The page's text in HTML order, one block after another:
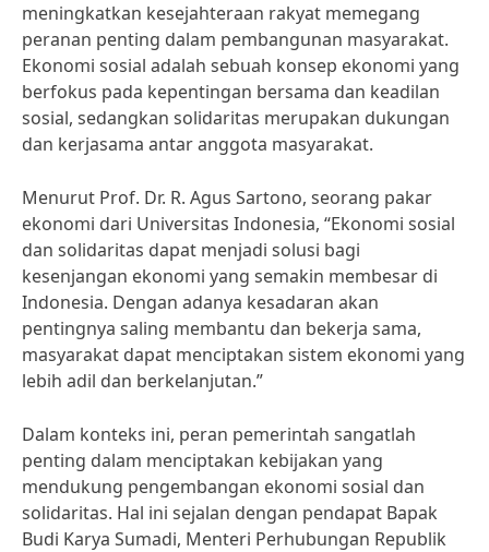
meningkatkan kesejahteraan rakyat memegang
peranan penting dalam pembangunan masyarakat.
Ekonomi sosial adalah sebuah konsep ekonomi yang
berfokus pada kepentingan bersama dan keadilan
sosial, sedangkan solidaritas merupakan dukungan
dan kerjasama antar anggota masyarakat.
Menurut Prof. Dr. R. Agus Sartono, seorang pakar
ekonomi dari Universitas Indonesia, “Ekonomi sosial
dan solidaritas dapat menjadi solusi bagi
kesenjangan ekonomi yang semakin membesar di
Indonesia. Dengan adanya kesadaran akan
pentingnya saling membantu dan bekerja sama,
masyarakat dapat menciptakan sistem ekonomi yang
lebih adil dan berkelanjutan.”
Dalam konteks ini, peran pemerintah sangatlah
penting dalam menciptakan kebijakan yang
mendukung pengembangan ekonomi sosial dan
solidaritas. Hal ini sejalan dengan pendapat Bapak
Budi Karya Sumadi, Menteri Perhubungan Republik